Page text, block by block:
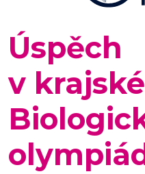
Úspěch
v